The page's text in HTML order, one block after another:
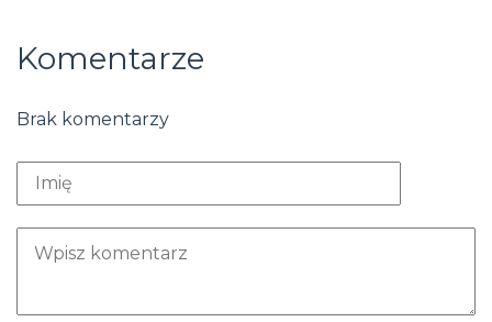
Komentarze
Brak komentarzy